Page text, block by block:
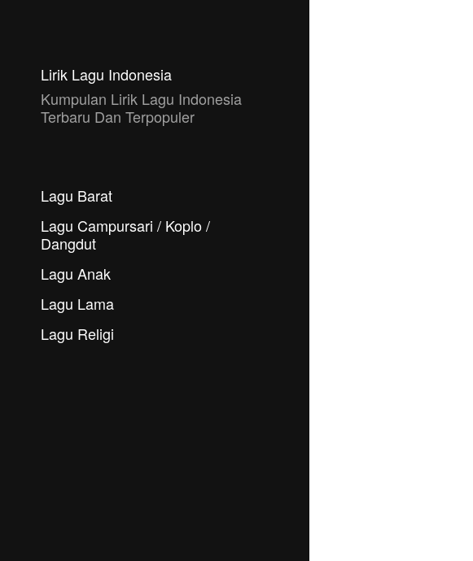
Lirik Lagu Indonesia
Kumpulan Lirik Lagu Indonesia
Terbaru Dan Terpopuler
Lagu Barat
Lagu Campursari / Koplo /
Dangdut
Lagu Anak
Lagu Lama
Lagu Religi